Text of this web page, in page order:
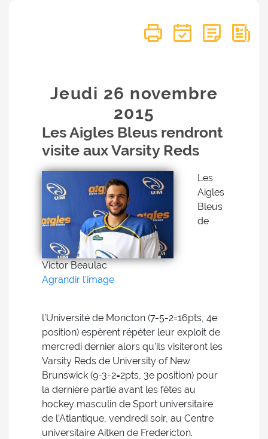
Jeudi 26 novembre
2015
Les Aigles Bleus rendront
visite aux Varsity Reds
Victor Beaulac
Agrandir l'image
Les
Aigles
Bleus
de
l’Université de Moncton (7-5-2=16pts, 4e
position) espèrent répéter leur exploit de
mercredi dernier alors qu’ils visiteront les
Varsity Reds de University of New
Brunswick (9-3-2=2pts, 3e position) pour
la dernière partie avant les fêtes au
hockey masculin de Sport universitaire
de l’Atlantique, vendredi soir, au Centre
universitaire Aitken de Fredericton.